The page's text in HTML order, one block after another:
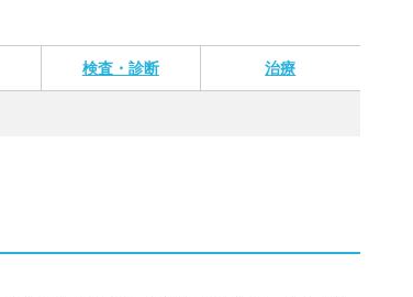
検査・診断 治療